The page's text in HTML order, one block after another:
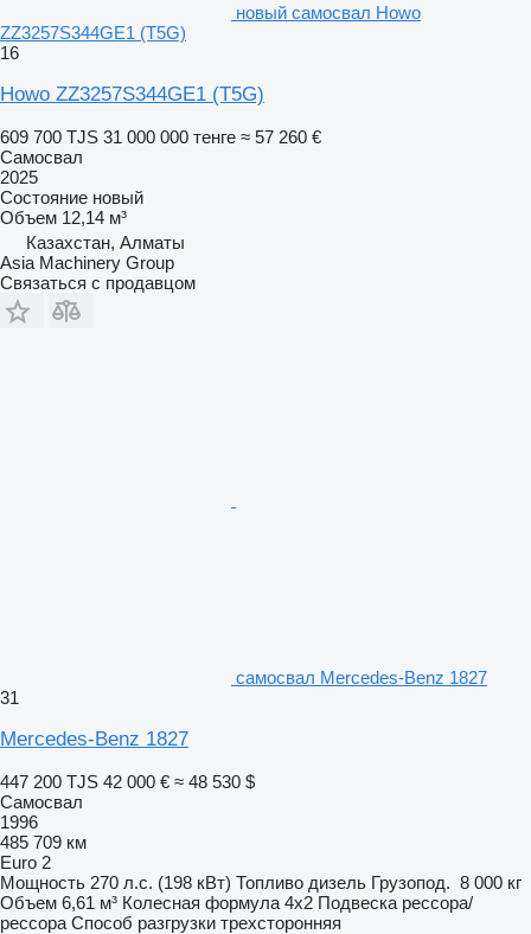
новый самосвал Howo
ZZ3257S344GE1 (T5G)
16
Howo ZZ3257S344GE1 (T5G)
609 700 TJS 31 000 000 тенге ≈ 57 260 €
Самосвал
2025
Состояние новый
Объем 12,14 м³
Казахстан, Алматы
Asia Machinery Group
Связаться с продавцом
самосвал Mercedes-Benz 1827
31
Mercedes-Benz 1827
447 200 TJS 42 000 € ≈ 48 530 $
Самосвал
1996
485 709 км
Euro 2
Мощность 270 л.с. (198 кВт) Топливо дизель Грузопод. 8 000 кг
Объем 6,61 м³ Колесная формула 4x2 Подвеска рессора/
рессора Способ разгрузки трехсторонняя